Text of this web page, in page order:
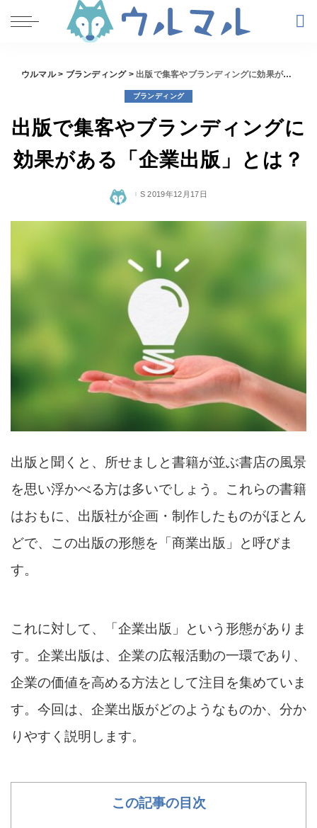
ウルマル> ブランディング>出版で集客やブランディングに効果がある「企業出版」とは？
ブランディング
出版で集客やブランディングに
効果がある「企業出版」とは？
2019年12月17日
出版と聞くと、所せましと書籍が並ぶ書店の風景
を思い浮かべる方は多いでしょう。これらの書籍
はおもに、出版社が企画・制作したものがほとん
どで、この出版の形態を「商業出版」と呼びま
す。
これに対して、「企業出版」という形態がありま
す。企業出版は、企業の広報活動の一環であり、
企業の価値を高める方法として注目を集めていま
す。今回は、企業出版がどのようなものか、分か
りやすく説明します。
この記事の目次